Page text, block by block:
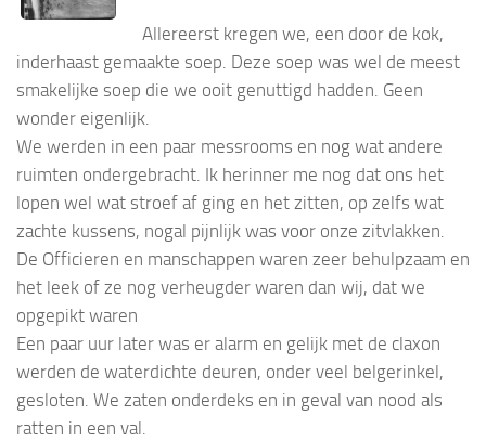
Allereerst kregen we, een door de kok,
inderhaast gemaakte soep. Deze soep was wel de meest
smakelijke soep die we ooit genuttigd hadden. Geen
wonder eigenlijk.
We werden in een paar messrooms en nog wat andere
ruimten ondergebracht. Ik herinner me nog dat ons het
lopen wel wat stroef af ging en het zitten, op zelfs wat
zachte kussens, nogal pijnlijk was voor onze zitvlakken.
De Officieren en manschappen waren zeer behulpzaam en
het leek of ze nog verheugder waren dan wij, dat we
opgepikt waren
Een paar uur later was er alarm en gelijk met de claxon
werden de waterdichte deuren, onder veel belgerinkel,
gesloten. We zaten onderdeks en in geval van nood als
ratten in een val.